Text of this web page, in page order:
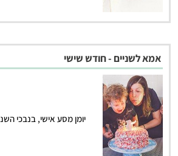
אמא לשניים - חודש שישי
יומן מסע אישי, בנבכי